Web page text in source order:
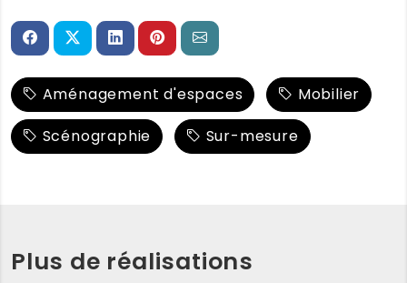
Aménagement d'espaces
Mobilier
Scénographie
Sur-mesure
Plus de réalisations